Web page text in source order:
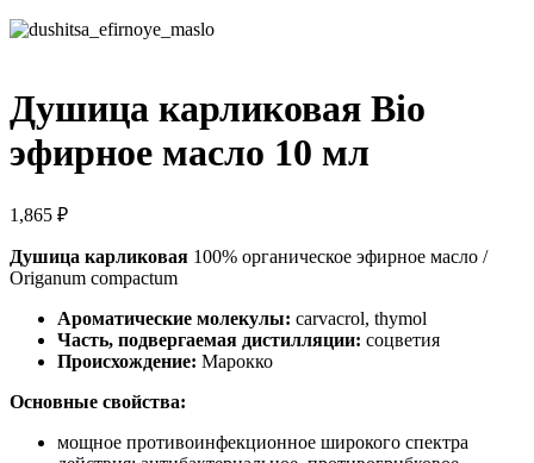
Душица карликовая Bio
эфирное масло 10 мл
1,865 ₽
Душица карликовая 100% органическое эфирное масло /
Origanum compactum
Ароматические молекулы: carvacrol, thymol
Часть, подвергаемая дистилляции: соцветия
Происхождение: Марокко
Основные свойства:
мощное противоинфекционное широкого спектра